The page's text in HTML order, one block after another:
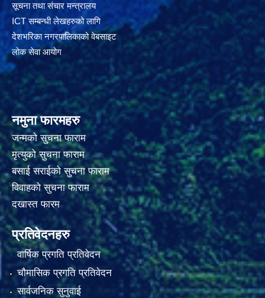
सूचना तथा संचार मन्त्रालय
ICT सम्बन्धी लेखहरुको लागि
देशभरिका नगरपालिकाको वेबसाइट
लोक सेवा आयोग
नमुना फारमहरु
जन्मको सुचना फाराम
मृत्युको सुचना फाराम
बसाई सराईको सुचना फाराम
विवाहको सुचना फाराम
दखास्त फारम
प्रतिवेदनहरु
वार्षिक प्रगति प्रतिवेदन
चौमासिक प्रगति प्रतिवेदन
सार्वजनिक सुनुवाई